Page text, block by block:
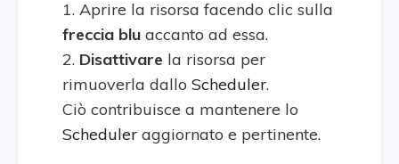
1. Aprire la risorsa facendo clic sulla
freccia blu accanto ad essa.
2. Disattivare la risorsa per
rimuoverla dallo Scheduler.
Ciò contribuisce a mantenere lo
Scheduler aggiornato e pertinente.